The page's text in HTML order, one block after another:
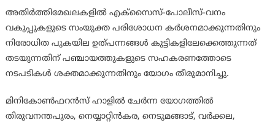
അതിർത്തിമേഖലകളിൽ എക്‌സൈസ്-പോലീസ്-വനം
വകുപ്പുകളുടെ സംയുക്ത പരിശോധന കർശനമാക്കുന്നതിനും
നിരോധിത പുകയില ഉത്പന്നങ്ങൾ കുട്ടികളിലേക്കെത്തുന്നത്
തടയുന്നതിന് പഞ്ചായത്തുകളുടെ സഹകരണത്തോടെ
നടപടികൾ ശക്തമാക്കുന്നതിനും യോഗം തീരുമാനിച്ചു.
മിനികോൺഫറൻസ് ഹാളിൽ ചേർന്ന യോഗത്തിൽ
തിരുവനന്തപുരം, നെയ്യാറ്റിൻകര, നെടുമങ്ങാട്, വർക്കല,